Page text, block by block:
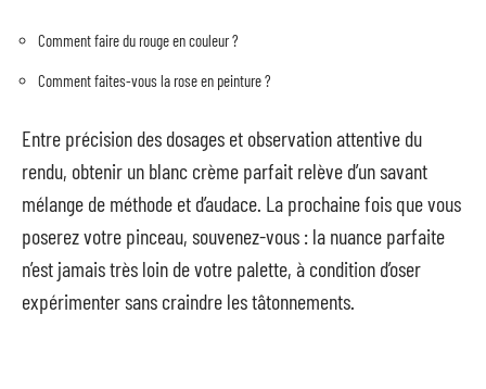
Comment faire du rouge en couleur ?
Comment faites-vous la rose en peinture ?
Entre précision des dosages et observation attentive du
rendu, obtenir un blanc crème parfait relève d’un savant
mélange de méthode et d’audace. La prochaine fois que vous
poserez votre pinceau, souvenez-vous : la nuance parfaite
n’est jamais très loin de votre palette, à condition d’oser
expérimenter sans craindre les tâtonnements.